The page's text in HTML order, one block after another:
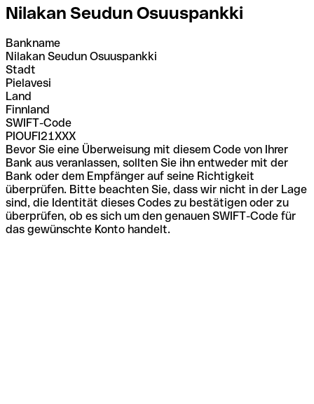
Nilakan Seudun Osuuspankki
Bankname
Nilakan Seudun Osuuspankki
Stadt
Pielavesi
Land
Finnland
SWIFT-Code
PIOUFI21XXX
Bevor Sie eine Überweisung mit diesem Code von Ihrer
Bank aus veranlassen, sollten Sie ihn entweder mit der
Bank oder dem Empfänger auf seine Richtigkeit
überprüfen. Bitte beachten Sie, dass wir nicht in der Lage
sind, die Identität dieses Codes zu bestätigen oder zu
überprüfen, ob es sich um den genauen SWIFT-Code für
das gewünschte Konto handelt.